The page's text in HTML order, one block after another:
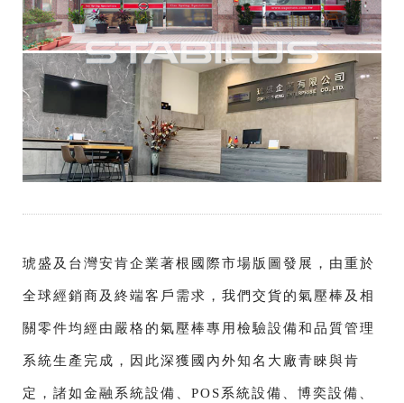
琥盛及台灣安肯企業著根國際市場版圖發展，由重於
全球經銷商及終端客戶需求，我們交貨的氣壓棒及相
關零件均經由嚴格的氣壓棒專用檢驗設備和品質管理
系統生產完成，因此深獲國內外知名大廠青睞與肯
定，諸如金融系統設備、POS系統設備、博奕設備、